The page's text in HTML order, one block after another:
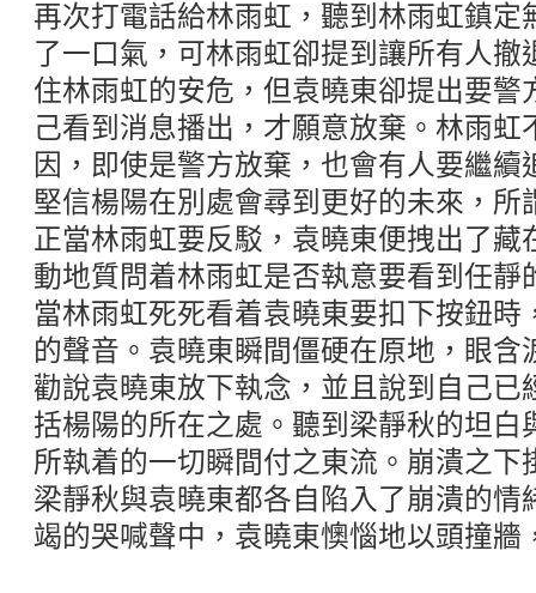
再次打電話給林雨虹，聽到林雨虹鎮定
了一口氣，可林雨虹卻提到讓所有人撤
住林雨虹的安危，但袁曉東卻提出要警
己看到消息播出，才願意放棄。林雨虹
因，即使是警方放棄，也會有人要繼
堅信楊陽在別處會尋到更好的未來，所
正當林雨虹要反駁，袁曉東便拽出了藏
動地質問着林雨虹是否執意要看到任靜
當林雨虹死死看着袁曉東要扣下按鈕時
的聲音。袁曉東瞬間僵硬在原地，眼含
勸說袁曉東放下執念，並且說到自己已
括楊陽的所在之處。聽到梁靜秋的坦白
所執着的一切瞬間付之東流。崩潰之下
梁靜秋與袁曉東都各自陷入了崩潰的情
竭的哭喊聲中，袁曉東懊惱地以頭撞牆